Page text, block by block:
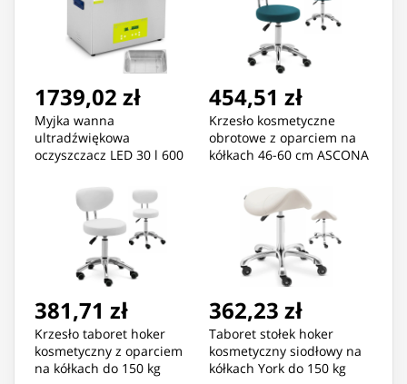
1739,02 zł
Myjka wanna
ultradźwiękowa
oczyszczacz LED 30 l 600
454,51 zł
Krzesło kosmetyczne
obrotowe z oparciem na
kółkach 46-60 cm ASCONA
381,71 zł
Krzesło taboret hoker
kosmetyczny z oparciem
na kółkach do 150 kg
362,23 zł
Taboret stołek hoker
kosmetyczny siodłowy na
kółkach York do 150 kg